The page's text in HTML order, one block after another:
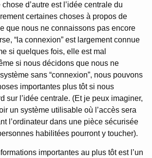
d’autre est l’idée centrale du
certaines choses à propos de
que nous ne connaissons pas encore
“la connexion” est largement connue
si quelques fois, elle est mal
si nous décidons que nous ne
sans “connexion”, nous pouvons
importantes plus tôt si nous
sur l’idée centrale. (Et je peux imaginer,
un système utilisable où l’accès sera
l’ordinateur dans une pièce sécurisée
habilitées pourront y toucher).
importantes au plus tôt est l’un